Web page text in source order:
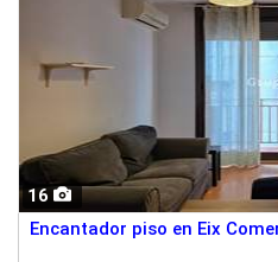
16
Encantador piso en Eix